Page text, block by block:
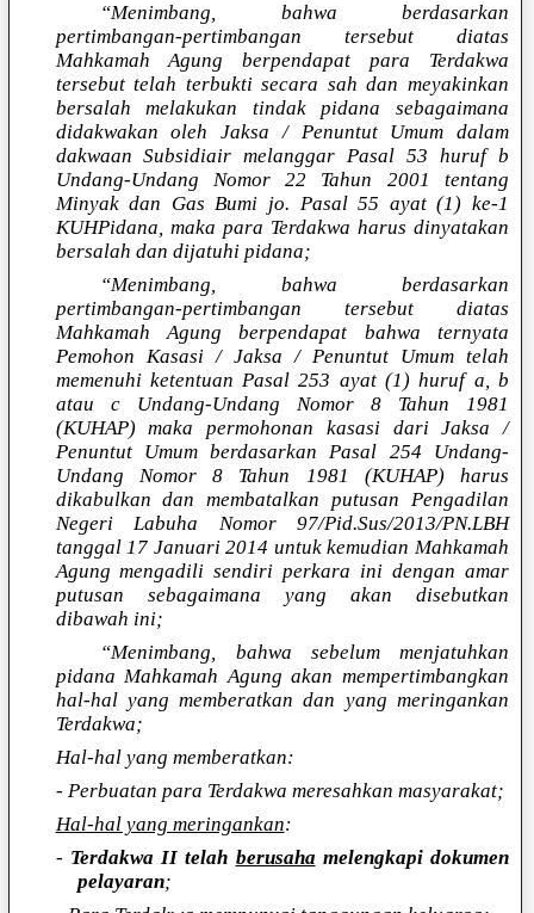
“Menimbang, bahwa berdasarkan
pertimbangan-pertimbangan tersebut diatas
Mahkamah Agung berpendapat para Terdakwa
tersebut telah terbukti secara sah dan meyakinkan
bersalah melakukan tindak pidana sebagaimana
didakwakan oleh Jaksa / Penuntut Umum dalam
dakwaan Subsidiair melanggar Pasal 53 huruf b
Undang-Undang Nomor 22 Tahun 2001 tentang
Minyak dan Gas Bumi jo. Pasal 55 ayat (1) ke-1
KUHPidana, maka para Terdakwa harus dinyatakan
bersalah dan dijatuhi pidana;
“Menimbang, bahwa berdasarkan
pertimbangan-pertimbangan tersebut diatas
Mahkamah Agung berpendapat bahwa ternyata
Pemohon Kasasi / Jaksa / Penuntut Umum telah
memenuhi ketentuan Pasal 253 ayat (1) huruf a, b
atau c Undang-Undang Nomor 8 Tahun 1981
(KUHAP) maka permohonan kasasi dari Jaksa /
Penuntut Umum berdasarkan Pasal 254 Undang-
Undang Nomor 8 Tahun 1981 (KUHAP) harus
dikabulkan dan membatalkan putusan Pengadilan
Negeri Labuha Nomor 97/Pid.Sus/2013/PN.LBH
tanggal 17 Januari 2014 untuk kemudian Mahkamah
Agung mengadili sendiri perkara ini dengan amar
putusan sebagaimana yang akan disebutkan
dibawah ini;
“Menimbang, bahwa sebelum menjatuhkan
pidana Mahkamah Agung akan mempertimbangkan
hal-hal yang memberatkan dan yang meringankan
Terdakwa;
Hal-hal yang memberatkan:
- Perbuatan para Terdakwa meresahkan masyarakat;
Hal-hal yang meringankan:
- Terdakwa II telah berusaha melengkapi dokumen
pelayaran;